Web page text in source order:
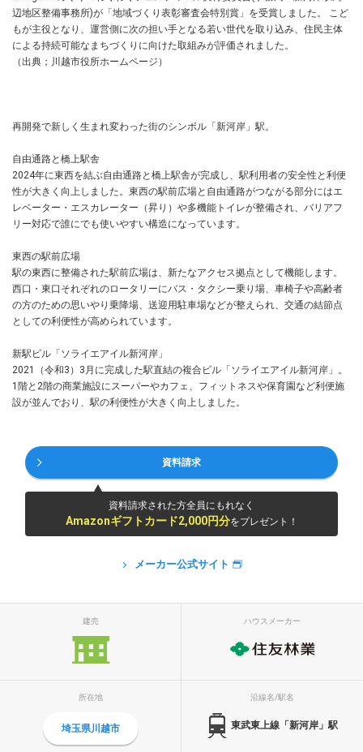
辺地区整備事務所)が「地域づくり表彰審査会特別賞」を受賞しました。 こど
もが主役となり、運営側に次の担い⼿となる若い世代を取り込み、住⺠主体
による持続可能なまちづくりに向けた取組みが評価されました。
（出典；川越市役所ホームページ）
再開発で新しく生まれ変わった街のシンボル「新河岸」駅。
自由通路と橋上駅舎
2024年に東西を結ぶ自由通路と橋上駅舎が完成し、駅利用者の安全性と利便
性が大きく向上しました。東西の駅前広場と自由通路がつながる部分にはエ
レベーター・エスカレーター（昇り）や多機能トイレが整備され、バリアフ
リー対応で誰にでも使いやすい構造になっています。
東西の駅前広場
駅の東西に整備された駅前広場は、新たなアクセス拠点として機能します。
西口・東口それぞれのロータリーにバス・タクシー乗り場、車椅子や高齢者
の方のための思いやり乗降場、送迎用駐車場などが整えられ、交通の結節点
としての利便性が高められています。
新駅ビル「ソライエアイル新河岸」
2021（令和3）3月に完成した駅直結の複合ビル「ソライエアイル新河岸」。
1階と2階の商業施設にスーパーやカフェ、フィットネスや保育園など利便施
設が並んでおり、駅の利便性が大きく向上しました。
資料請求
資料請求された方全員にもれなく
Amazonギフトカード2,000円分をプレゼント！
メーカー公式サイト
建売 ハウスメーカー
所在地
埼玉県川越市
沿線名/駅名
東武東上線「新河岸」駅